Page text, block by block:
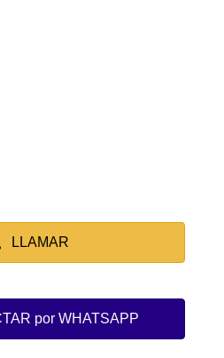
LLAMAR
por WHATSAPP